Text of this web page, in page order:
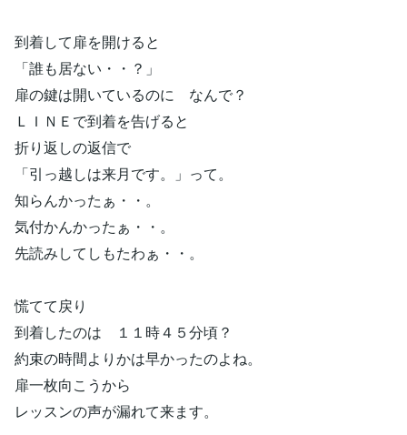
到着して扉を開けると
「誰も居ない・・？」
扉の鍵は開いているのに なんで？
ＬＩＮＥで到着を告げると
折り返しの返信で
「引っ越しは来月です。」って。
知らんかったぁ・・。
気付かんかったぁ・・。
先読みしてしもたわぁ・・。
慌てて戻り
到着したのは １１時４５分頃？
約束の時間よりかは早かったのよね。
扉一枚向こうから
レッスンの声が漏れて来ます。